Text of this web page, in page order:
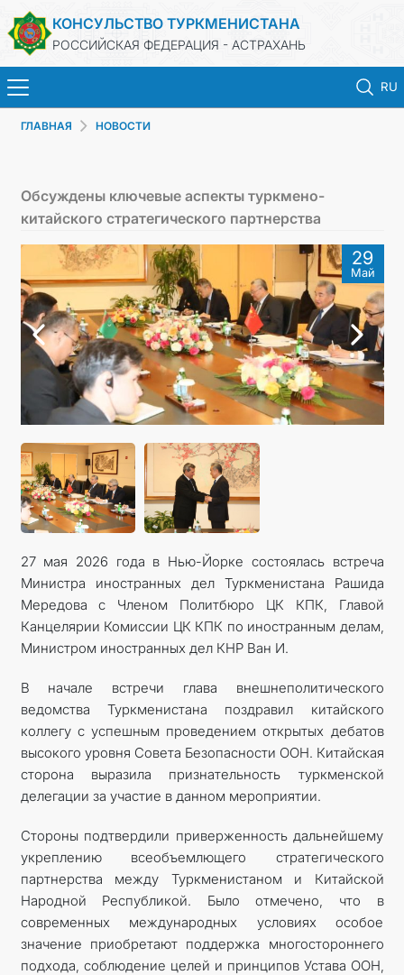
КОНСУЛЬСТВО ТУРКМЕНИСТАНА
РОССИЙСКАЯ ФЕДЕРАЦИЯ - АСТРАХАНЬ
RU
ТУРКМЕНИСТАН
ПРОДЛЕНИЕ СРОКА ПАСПОРТА
КОНСУЛЬСКИЕ УСЛУГИ
ДОКУМЕНТЫ
МИД
КОНТАКТНЫЕ ДАННЫЕ
ГЛАВНАЯ НОВОСТИ
Обсуждены ключевые аспекты туркмено-
китайского стратегического партнерства
29
Май
27 мая 2026 года в Нью-Йорке состоялась встреча
Министра иностранных дел Туркменистана Рашида
Мередова с Членом Политбюро ЦК КПК, Главой
Канцелярии Комиссии ЦК КПК по иностранным делам,
Министром иностранных дел КНР Ван И.
В начале встречи глава внешнеполитического
ведомства Туркменистана поздравил китайского
коллегу с успешным проведением открытых дебатов
высокого уровня Совета Безопасности ООН. Китайская
сторона выразила признательность туркменской
делегации за участие в данном мероприятии.
Стороны подтвердили приверженность дальнейшему
укреплению всеобъемлющего стратегического
партнерства между Туркменистаном и Китайской
Народной Республикой. Было отмечено, что в
современных международных условиях особое
значение приобретают поддержка многостороннего
подхода, соблюдение целей и принципов Устава ООН,